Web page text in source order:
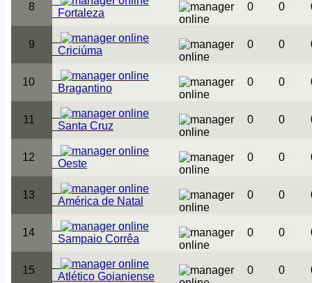
8
Fortaleza
0 0
9
Criciúma
0 0
10
Bragantino
0 0
11
Santa Cruz
0 0
12
Oeste
0 0
13
América de Natal
0 0
14
Sampaio Corrêa
0 0
15
Atlético Goianiense
0 0